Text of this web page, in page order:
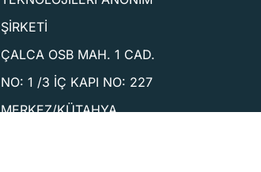
ŞİRKETİ
ÇALCA OSB MAH. 1 CAD.
NO: 1 /3 İÇ KAPI NO: 227
MERKEZ/KÜTAHYA